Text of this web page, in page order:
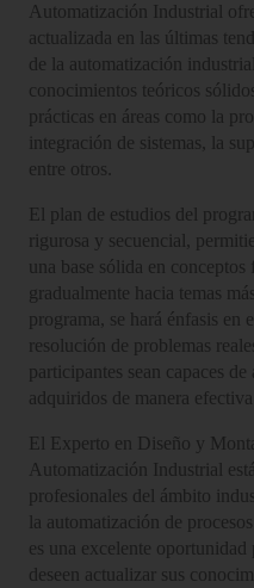
Automatización Industrial
actualizada en las últimas
de la automatización
conocimientos teóricos
prácticas en áreas como la
integración de sistemas, la
entre otros.
El plan de estudios del
rigurosa y secuencial,
una base sólida en conceptos
gradualmente hacia temas
programa, se hará énfasis en
resolución de problemas
participantes sean capaces
adquiridos de manera
El Experto en Diseño y
Automatización Industrial
profesionales del ámbito
la automatización de
es una excelente
deseen actualizar sus